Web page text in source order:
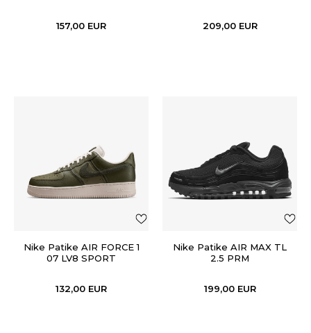
157,00 EUR 209,00 EUR
Nike Patike AIR FORCE 1
07 LV8 SPORT
132,00 EUR
Nike Patike AIR MAX TL
2.5 PRM
199,00 EUR